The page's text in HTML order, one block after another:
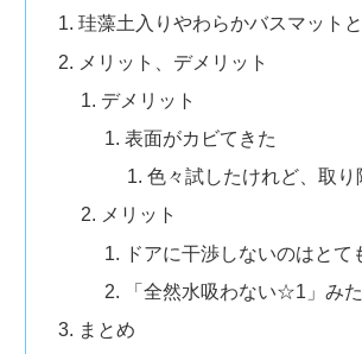
珪藻土入りやわらかバスマット
メリット、デメリット
デメリット
表面がカビてきた
色々試したけれど、取り
メリット
ドアに干渉しないのはとて
「全然水吸わない☆1」み
まとめ